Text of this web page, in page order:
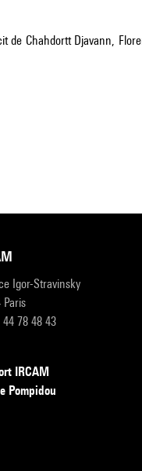
Chahdortt Djavann,
Igor-Stravinsky
Paris
78 48 43
IRCAM
Pompidou